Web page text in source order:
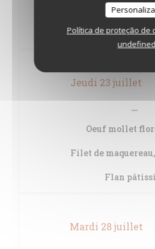
Política de proteção de
undefined
Tajine de veau,
Opéra
Jeudi 23 juillet
Oeuf mollet
Filet de
Flan
Mardi 28 juillet